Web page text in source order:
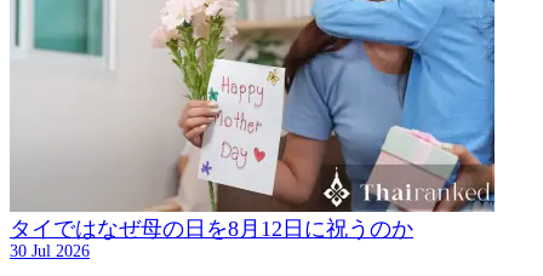
タイではなぜ母の日を8月12日に祝うのか
30 Jul 2026